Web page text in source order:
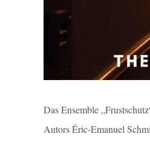
Das Ensemble
Autors Éric-Emanuel